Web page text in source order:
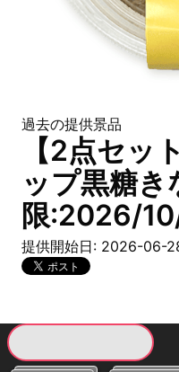
過去の提供景品
【2点セッ
ップ黒糖
限:2026/
提供開始日: 2026-06-